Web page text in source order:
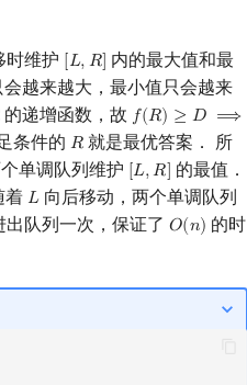
时维护 [𝐿,𝑅]
[L,R]
内的最大值和最
越来越大，最小值只会越来
的递增函数，故 𝑓(𝑅) ≥ 𝐷 ⟹
f(R)≥ D⟹f r)≥D
条件的 𝑅
R 就是最优答案． 所
个单调队列维护 [𝐿,𝑅]
[L,R]
的最值．
着 𝐿
L向后移动，两个单调队列
出队列一次，保证了𝑂(𝑛)
O(n) 的时